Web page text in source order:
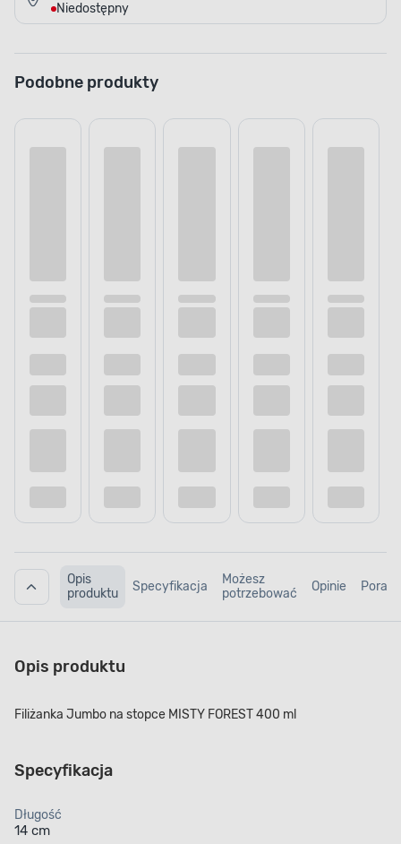
Niedostępny
Podobne produkty
Opis
produktu
Specyfikacja
Możesz
potrzebować
Opinie Porady
Opis produktu
Filiżanka Jumbo na stopce MISTY FOREST 400 ml
Specyfikacja
Długość
14 cm